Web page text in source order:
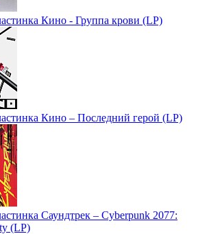
Кино - Группа крови (LP)
Кино – Последний герой (LP)
Саундтрек – Cyberpunk 2077:
(LP)